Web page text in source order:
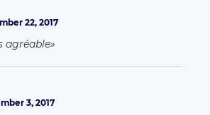
22, 2017
agréable
3, 2017